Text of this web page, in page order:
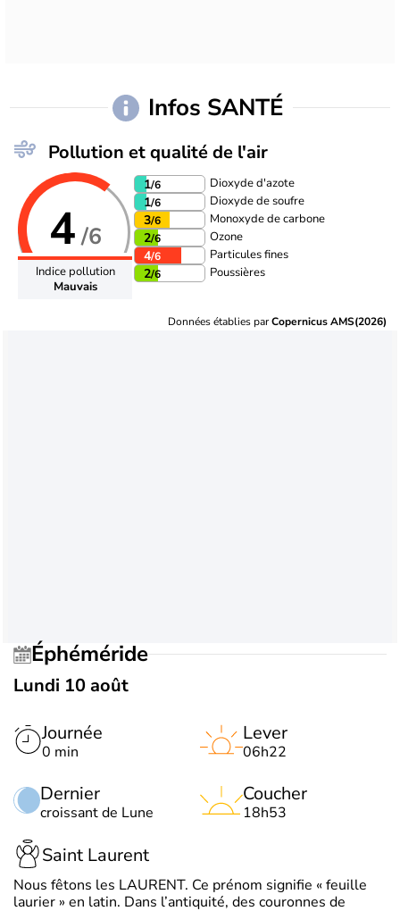
Infos SANTÉ
Pollution et qualité de l'air
4/6
Indice pollution
Mauvais
1/6 Dioxyde d'azote
1/6 Dioxyde de soufre
3/6 Monoxyde de carbone
2/6 Ozone
4/6 Particules fines
2/6 Poussières
Données établies parCopernicus AMS(2026)
Éphéméride
Lundi 10 août
Journée
0 min
Dernier
croissant de Lune
Lever
06h22
Coucher
18h53
Saint Laurent
Nous fêtons les LAURENT. Ce prénom signifie « feuille
laurier » en latin. Dans l’antiquité, des couronnes de